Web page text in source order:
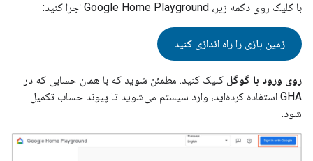
با کلیک روی دکمه زیر، Google Home Playground اجرا کنید:
زمین بازی را راه اندازی کنید
روی ورود با گوگل کلیک کنید. مطمئن شوید که با همان حسابی که در
GHA استفاده کرده‌اید، وارد سیستم می‌شوید تا پیوند حساب تکمیل
شود.